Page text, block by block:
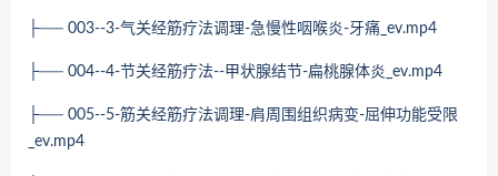
├── 003--3-气关经筋疗法调理-急慢性咽喉炎-牙痛_ev.mp4
├── 004--4-节关经筋疗法--甲状腺结节-扁桃腺体炎_ev.mp4
├── 005--5-筋关经筋疗法调理-肩周围组织病变-屈伸功能受限
_ev.mp4